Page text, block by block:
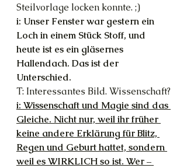
Steilvorlage locken konnte. ;)
i: Unser Fenster war gestern ein
Loch in einem Stück Stoff, und
heute ist es ein gläsernes
Hallendach. Das ist der
Unterschied.
T: Interessantes Bild. Wissenschaft?
i: Wissenschaft und Magie sind das
Gleiche. Nicht nur, weil ihr früher
keine andere Erklärung für Blitz,
Regen und Geburt hattet, sondern
weil es WIRKLICH so ist. Wer –